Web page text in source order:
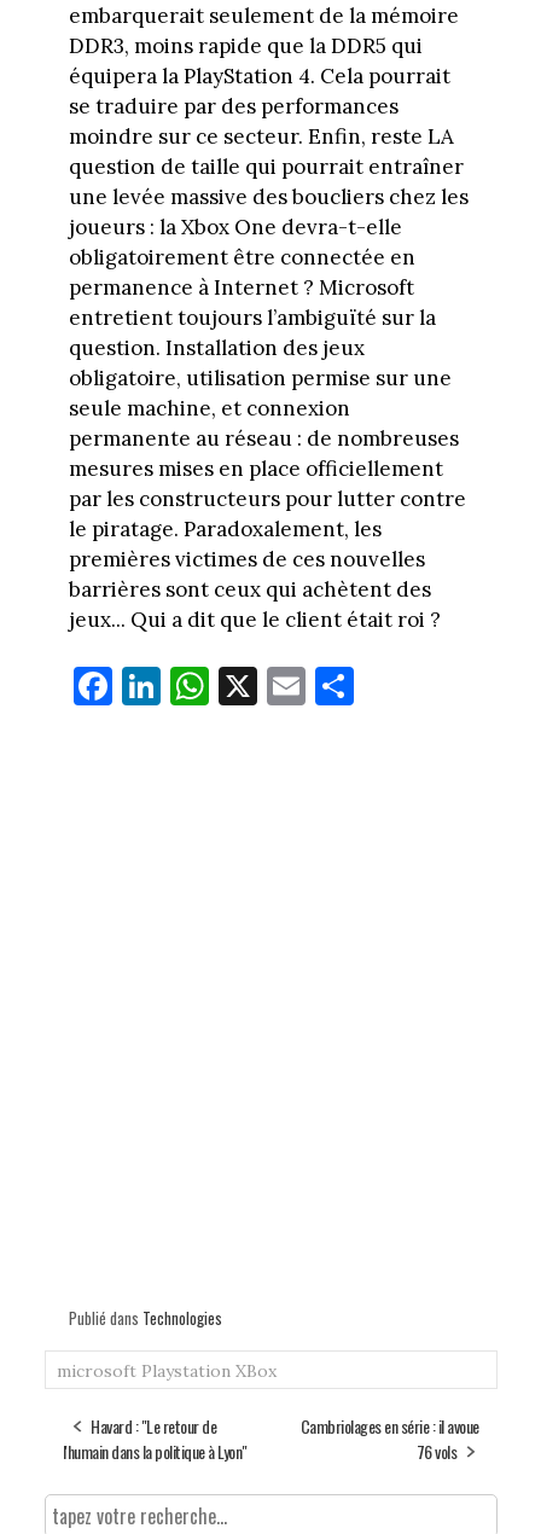
embarquerait seulement de la mémoire
DDR3, moins rapide que la DDR5 qui
équipera la PlayStation 4. Cela pourrait
se traduire par des performances
moindre sur ce secteur. Enfin, reste LA
question de taille qui pourrait entraîner
une levée massive des boucliers chez les
joueurs : la Xbox One devra-t-elle
obligatoirement être connectée en
permanence à Internet ? Microsoft
entretient toujours l’ambiguïté sur la
question. Installation des jeux
obligatoire, utilisation permise sur une
seule machine, et connexion
permanente au réseau : de nombreuses
mesures mises en place officiellement
par les constructeurs pour lutter contre
le piratage. Paradoxalement, les
premières victimes de ces nouvelles
barrières sont ceux qui achètent des
jeux... Qui a dit que le client était roi ?
Fa
ce
Li
nk
W
ha
X E
m
Pa
Publié dans Technologies
microsoft Playstation XBox
Havard : "Le retour de
l'humain dans la politique à Lyon"
Cambriolages en série : il avoue
76 vols